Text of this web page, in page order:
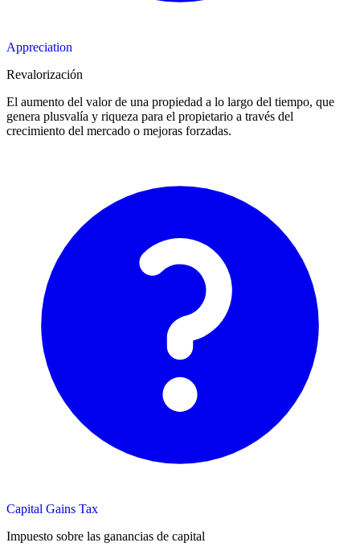
Appreciation
Revalorización
El aumento del valor de una propiedad a lo largo del tiempo, que
genera plusvalía y riqueza para el propietario a través del
crecimiento del mercado o mejoras forzadas.
Capital Gains Tax
Impuesto sobre las ganancias de capital